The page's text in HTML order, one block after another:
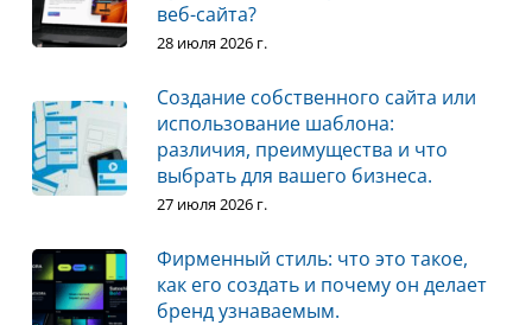
веб-сайта?
28 июля 2026 г.
Создание собственного сайта или
использование шаблона:
различия, преимущества и что
выбрать для вашего бизнеса.
27 июля 2026 г.
Фирменный стиль: что это такое,
как его создать и почему он делает
бренд узнаваемым.